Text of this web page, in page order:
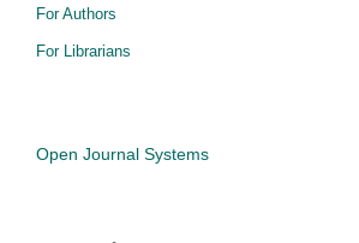
For Authors
For Librarians
Open Journal Systems